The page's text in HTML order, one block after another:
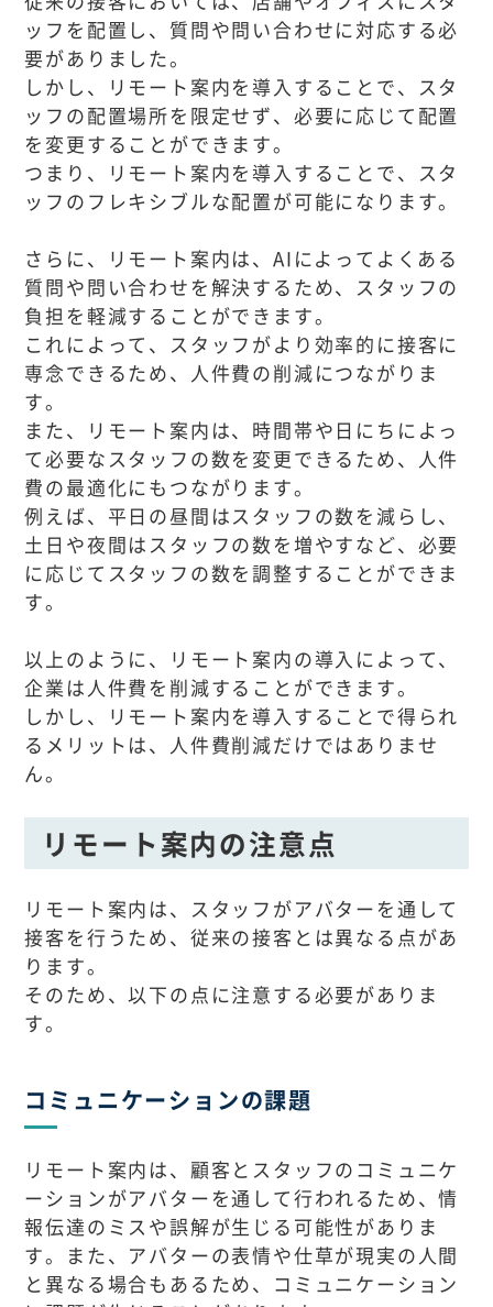
ッフを配置し、質問や問い合わせに対応する必
要がありました。
しかし、リモート案内を導入することで、スタ
ッフの配置場所を限定せず、必要に応じて配置
を変更することができます。
つまり、リモート案内を導入することで、スタ
ッフのフレキシブルな配置が可能になります。
さらに、リモート案内は、AIによってよくある
質問や問い合わせを解決するため、スタッフの
負担を軽減することができます。
これによって、スタッフがより効率的に接客に
専念できるため、人件費の削減につながりま
す。
また、リモート案内は、時間帯や日にちによっ
て必要なスタッフの数を変更できるため、人件
費の最適化にもつながります。
例えば、平日の昼間はスタッフの数を減らし、
土日や夜間はスタッフの数を増やすなど、必要
に応じてスタッフの数を調整することができま
す。
以上のように、リモート案内の導入によって、
企業は人件費を削減することができます。
しかし、リモート案内を導入することで得られ
るメリットは、人件費削減だけではありませ
ん。
リモート案内の注意点
リモート案内は、スタッフがアバターを通して
接客を行うため、従来の接客とは異なる点があ
ります。
そのため、以下の点に注意する必要がありま
す。
コミュニケーションの課題
リモート案内は、顧客とスタッフのコミュニケ
ーションがアバターを通して行われるため、情
報伝達のミスや誤解が生じる可能性がありま
す。また、アバターの表情や仕草が現実の人間
と異なる場合もあるため、コミュニケーション